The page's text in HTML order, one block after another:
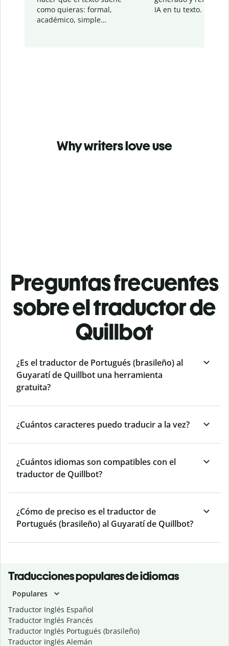
como quieras: formal,
académico, simple…
IA en tu texto.
Why writers love use
Preguntas frecuentes
sobre el traductor de
Quillbot
¿Es el traductor de Portugués (brasileño) al
Guyaratí de Quillbot una herramienta
gratuita?
¿Cuántos caracteres puedo traducir a la vez?
¿Cuántos idiomas son compatibles con el
traductor de Quillbot?
¿Cómo de preciso es el traductor de
Portugués (brasileño) al Guyaratí de Quillbot?
Traducciones populares de idiomas
Populares
Traductor Inglés Español
Traductor Inglés Francés
Traductor Inglés Portugués (brasileño)
Traductor Inglés Alemán